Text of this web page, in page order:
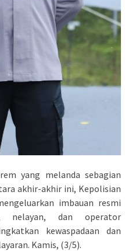
yang melanda sebagian
akhir-akhir ini, Kepolisian
imbauan resmi
nelayan, dan operator
kewaspadaan dan
Kamis, (3/5).